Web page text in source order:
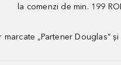
la comenzi de min. 199
„Partener Douglas”